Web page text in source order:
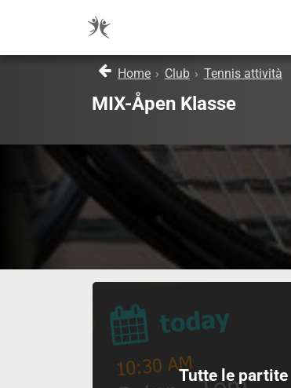
Home › Club › Tennis attività
MIX-Åpen Klasse
Tutte le partite